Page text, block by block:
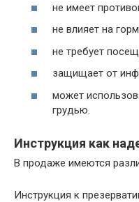
не имеет
не влияет на
не требует
защищает от
может
грудью.
Инструкция как
В продаже имеются
Инструкция к